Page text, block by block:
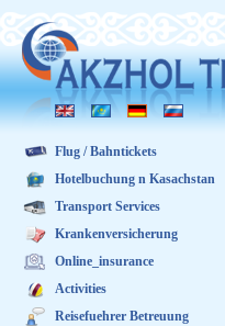
Flug / Bahntickets
Hotelbuchung n Kasachstan
Transport Services
Krankenversicherung
Online_insurance
Activities
Reisefuehrer Betreuung